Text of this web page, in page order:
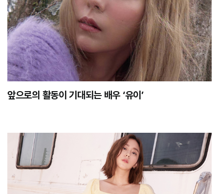
앞으로의 활동이 기대되는 배우 ‘유이’